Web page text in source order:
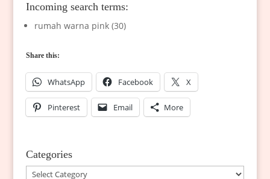
Incoming search terms:
rumah warna pink (30)
Share this:
WhatsApp Facebook X
Pinterest Email More
Categories
Categories